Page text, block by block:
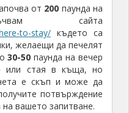
от 200 паунда на
сайта
to-stay/където са
желаещи да печелят
30-50 паунда на вечер
или стая в къща, но
е скъп и може да
потвърждение
вашето запитване.